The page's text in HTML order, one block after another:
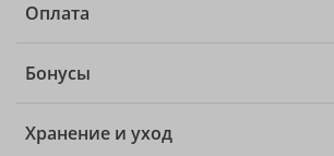
Оплата
Бонусы
Хранение и уход